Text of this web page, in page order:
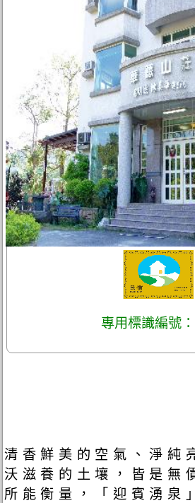
專用標識編號
清香鮮美的空氣、淨純
沃滋養的土壤，皆是無
所能衡量，「迎賓湧泉